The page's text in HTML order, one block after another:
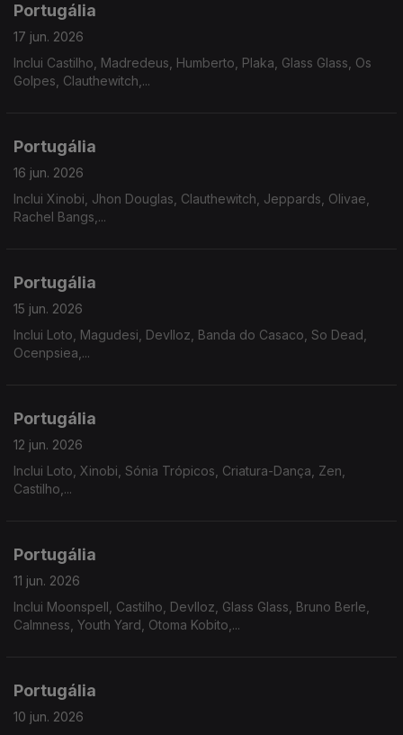
Portugália
17 jun. 2026
Inclui Castilho, Madredeus, Humberto, Plaka, Glass Glass, Os
Golpes, Clauthewitch,...
Portugália
16 jun. 2026
Inclui Xinobi, Jhon Douglas, Clauthewitch, Jeppards, Olivae,
Rachel Bangs,...
Portugália
15 jun. 2026
Inclui Loto, Magudesi, Devlloz, Banda do Casaco, So Dead,
Ocenpsiea,...
Portugália
12 jun. 2026
Inclui Loto, Xinobi, Sónia Trópicos, Criatura-Dança, Zen,
Castilho,...
Portugália
11 jun. 2026
Inclui Moonspell, Castilho, Devlloz, Glass Glass, Bruno Berle,
Calmness, Youth Yard, Otoma Kobito,...
Portugália
10 jun. 2026